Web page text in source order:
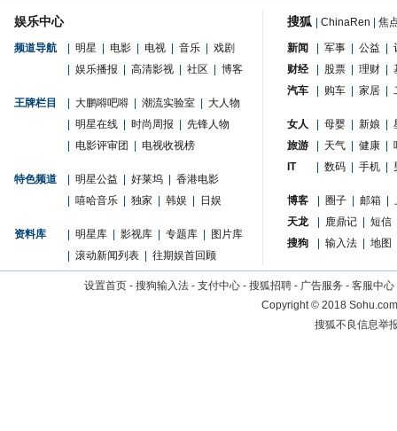
娱乐中心
频道导航 明星 电影 电视 音乐
戏剧
娱乐播报 高清影视 社区 博客
王牌栏目 大鹏嘚吧嘚 潮流实验室
大人物
明星在线 时尚周报
先锋人物
电影评审团 电视收视榜
特色频道 明星公益 好莱坞
香港电影
嘻哈音乐 独家 韩娱 日娱
资料库 明星库 影视库 专题库
图片库
滚动新闻列表 往期娱首回顾
搜狐 ChinaRen 焦
新闻 军事 公益
财经
股票 理财
汽车
购车 家居
女人 母婴 新娘
旅游
天气 健康
IT
数码 手机
博客 圈子 邮箱
天龙
鹿鼎记
短信
搜狗
输入法 地图
设置首页 - 搜狗输入法 - 支付中心 - 搜狐招聘 - 广告服务 - 客服中心
Copyright©2018
搜狐不良信息举